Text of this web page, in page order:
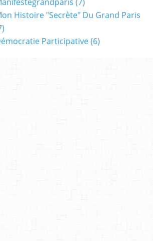
Histoire "secrète" Du Grand Paris
Participative(6)